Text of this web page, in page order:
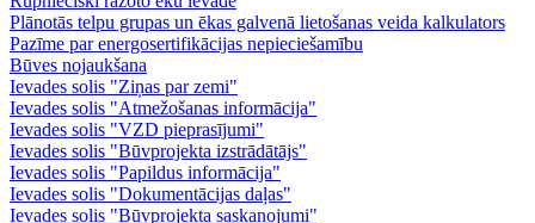
Plānotās telpu grupas un ēkas galvenā lietošanas veida kalkulators
Pazīme par energosertifikācijas nepieciešamību
Būves nojaukšana
Ievades solis "Ziņas par zemi"
Ievades solis "Atmežošanas informācija"
Ievades solis "VZD pieprasījumi"
Ievades solis "Būvprojekta izstrādātājs"
Ievades solis "Papildus informācija"
Ievades solis "Dokumentācijas daļas"
Ievades solis "Būvprojekta saskaņojumi"